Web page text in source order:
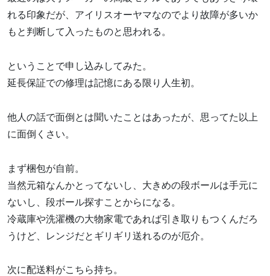
れる印象だが、アイリスオーヤマなのでより故障が多いか
もと判断して入ったものと思われる。
ということで申し込みしてみた。
延長保証での修理は記憶にある限り人生初。
他人の話で面倒とは聞いたことはあったが、思ってた以上
に面倒くさい。
まず梱包が自前。
当然元箱なんかとってないし、大きめの段ボールは手元に
ないし、段ボール探すことからになる。
冷蔵庫や洗濯機の大物家電であれば引き取りもつくんだろ
うけど、レンジだとギリギリ送れるのが厄介。
次に配送料がこちら持ち。